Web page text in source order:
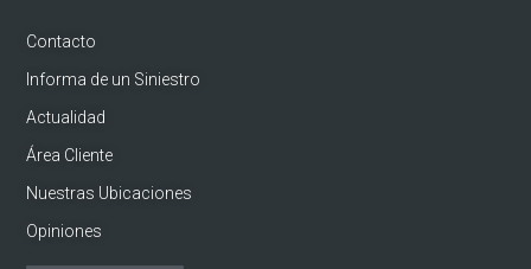
Contacto
Informa de un Siniestro
Actualidad
Área Cliente
Nuestras Ubicaciones
Opiniones